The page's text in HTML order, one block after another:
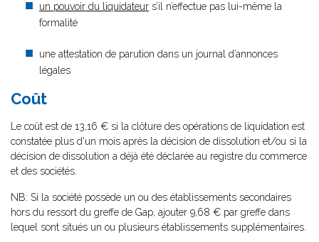
un pouvoir du liquidateur s’il n’effectue pas lui-même la
formalité
une attestation de parution dans un journal d’annonces
légales
Coût
Le coût est de 13,16 € si la clôture des opérations de liquidation est
constatée plus d'un mois après la décision de dissolution et/ou si la
décision de dissolution a déjà été déclarée au registre du commerce
et des sociétés.
NB: Si la société possède un ou des établissements secondaires
hors du ressort du greffe de Gap, ajouter 9,68 € par greffe dans
lequel sont situés un ou plusieurs établissements supplémentaires.